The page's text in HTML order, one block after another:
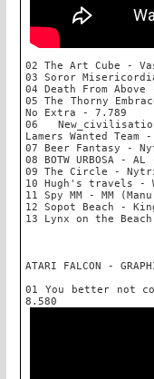
02 The Art Cube -
03 Soror
04 Death From
05 The Thorny
No Extra - 7.789
06
Lamers Wanted Team
07 Beer Fantasy -
08 BOTW URBOSA -
09 The Circle -
10 Hugh's travels -
11 Spy MM - MM
12 Sopot Beach -
13 Lynx on the
ATARI FALCON -
01 You better not
8.580